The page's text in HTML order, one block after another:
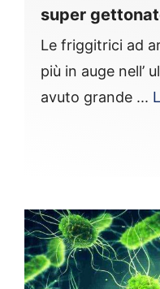
super
Le friggitrici ad
più in auge nell’
avuto grande ...